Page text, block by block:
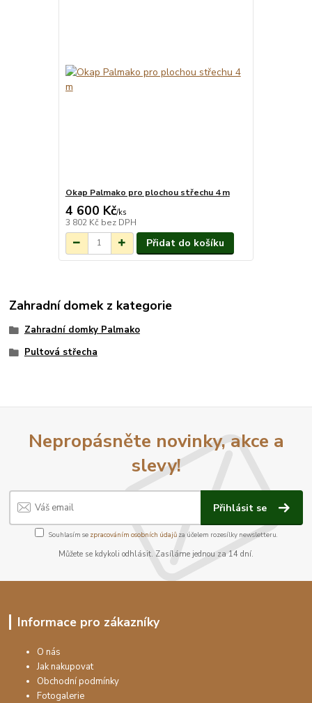
Okap Palmako pro plochou střechu 4 m
4 600 Kč/ks
3 802 Kč bez DPH
Přidat do košíku
Zahradní domek z kategorie
Zahradní domky Palmako
Pultová střecha
Nepropásněte novinky, akce a
slevy!
Přihlásit se
Souhlasím se zpracováním osobních údajůza účelem rozesílky newsletteru.
Můžete se kdykoli odhlásit. Zasíláme jednou za 14 dní.
Informace pro zákazníky
O nás
Jak nakupovat
Obchodní podmínky
Fotogalerie